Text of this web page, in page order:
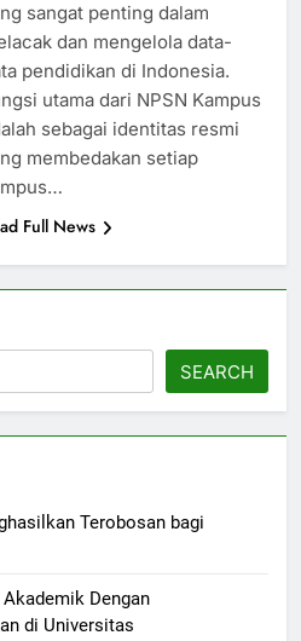
sangat penting dalam
dan mengelola data-
pendidikan di Indonesia.
utama dari NPSN Kampus
sebagai identitas resmi
membedakan setiap
Full News
SEARCH
Terobosan bagi
Dengan
di Universitas